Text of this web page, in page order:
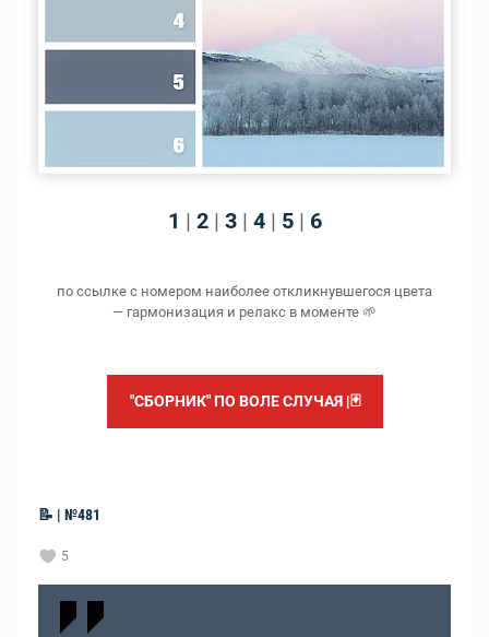
1 | 2 | 3 | 4 | 5 | 6
по ссылке с номером наиболее откликнувшегося цвета
— гармонизация и релакс в моменте 🌱
"СБОРНИК" ПО ВОЛЕ СЛУЧАЯ |🃏
📝 | №481
5